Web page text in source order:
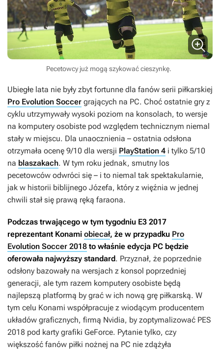
Pecetowcy już mogą szykować cieszynkę.
Ubiegłe lata nie były zbyt fortunne dla fanów serii piłkarskiej
Pro Evolution Soccer grających na PC. Choć ostatnie gry z
cyklu utrzymywały wysoki poziom na konsolach, to wersje
na komputery osobiste pod względem technicznym niemal
stały w miejscu. Dla unaocznienia – ostatnia odsłona
otrzymała ocenę 9/10 dla wersji PlayStation 4 i tylko 5/10
na blaszakach. W tym roku jednak, smutny los
pecetowców odwróci się – i to niemal tak spektakularnie,
jak w historii biblijnego Józefa, który z więźnia w jednej
chwili stał się prawą ręką faraona.
Podczas trwającego w tym tygodniu E3 2017
reprezentant Konami obiecał, że w przypadku Pro
Evolution Soccer 2018 to właśnie edycja PC będzie
oferowała najwyższy standard. Przyznał, że poprzednie
odsłony bazowały na wersjach z konsol poprzedniej
generacji, ale tym razem komputery osobiste będą
najlepszą platformą by grać w ich nową grę piłkarską. W
tym celu Konami współpracuje z wiodącym producentem
układów graficznych, firmą Nvidia, by zoptymalizować PES
2018 pod karty grafiki GeForce. Pytanie tylko, czy
większość fanów piłki nożnej na PC nie zdążyła